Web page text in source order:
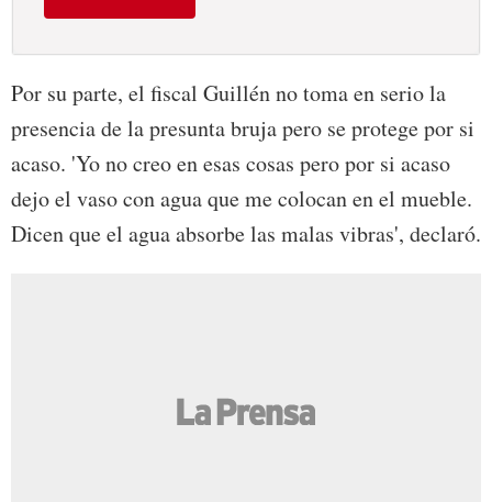
Por su parte, el fiscal Guillén no toma en serio la
presencia de la presunta bruja pero se protege por si
acaso. 'Yo no creo en esas cosas pero por si acaso
dejo el vaso con agua que me colocan en el mueble.
Dicen que el agua absorbe las malas vibras', declaró.